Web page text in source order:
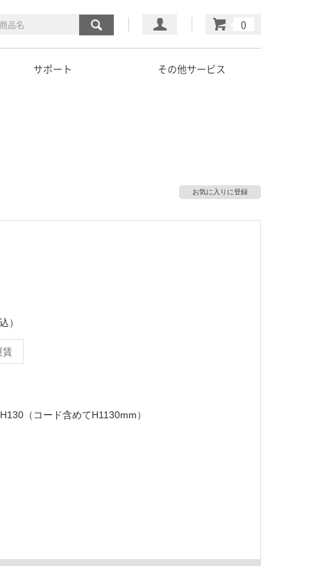
マイページ
カート
サポート その他サービス
お気に入りに登録
）
賃
（コード含めてH1130mm）